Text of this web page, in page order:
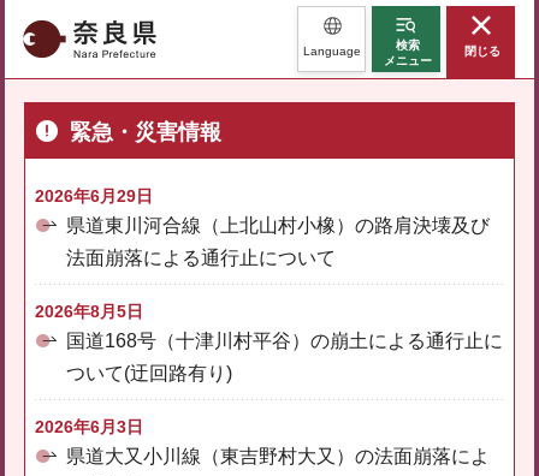
奈良県 Language
検索
メニュー
閉じる
緊急・災害情報
2026年6月29日
県道東川河合線（上北山村小橡）の路肩決壊及び
法面崩落による通行止について
2026年8月5日
国道168号（十津川村平谷）の崩土による通行止に
ついて(迂回路有り)
2026年6月3日
県道大又小川線（東吉野村大又）の法面崩落によ